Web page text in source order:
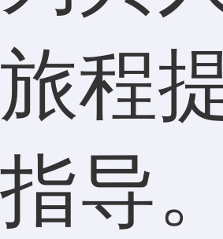
旅程
指导